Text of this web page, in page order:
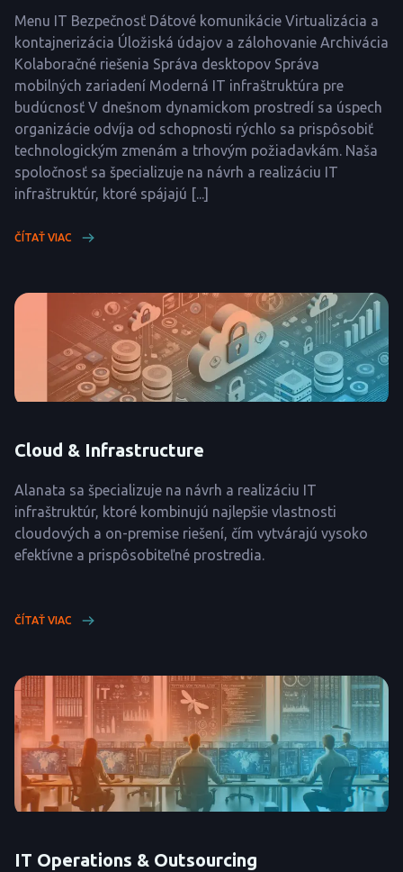
Menu IT Bezpečnosť Dátové komunikácie Virtualizácia a
kontajnerizácia Úložiská údajov a zálohovanie Archivácia
Kolaboračné riešenia Správa desktopov Správa
mobilných zariadení Moderná IT infraštruktúra pre
budúcnosť V dnešnom dynamickom prostredí sa úspech
organizácie odvíja od schopnosti rýchlo sa prispôsobiť
technologickým zmenám a trhovým požiadavkám. Naša
spoločnosť sa špecializuje na návrh a realizáciu IT
infraštruktúr, ktoré spájajú [...]
ČÍTAŤ VIAC
Cloud & Infrastructure
Alanata sa špecializuje na návrh a realizáciu IT
infraštruktúr, ktoré kombinujú najlepšie vlastnosti
cloudových a on-premise riešení, čím vytvárajú vysoko
efektívne a prispôsobiteľné prostredia.
ČÍTAŤ VIAC
IT Operations & Outsourcing